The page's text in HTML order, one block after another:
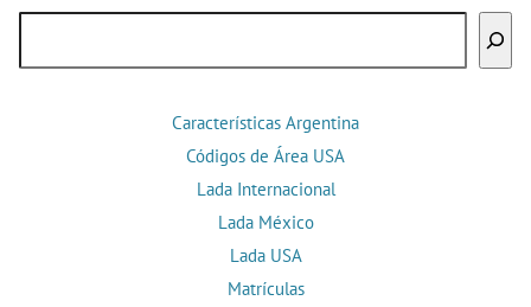
Características Argentina
Códigos de Área USA
Lada Internacional
Lada México
Lada USA
Matrículas